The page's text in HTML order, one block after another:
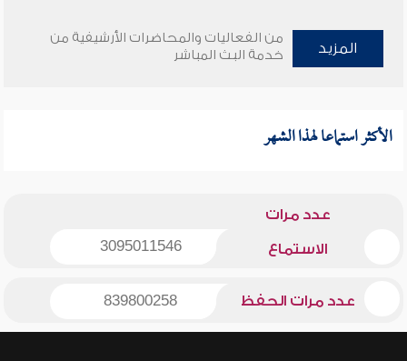
المزيد
من الفعاليات والمحاضرات الأرشيفية من
خدمة البث المباشر
الأكثر استماعا لهذا الشهر
عدد مرات
الاستماع 3095011546
عدد مرات الحفظ 839800258